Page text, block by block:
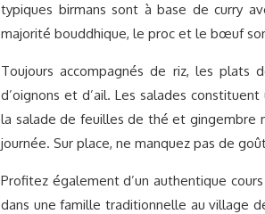
typiques birmans sont à base de curry
majorité bouddhique, le proc et le bœuf
Toujours accompagnés de riz, les plats
d’oignons et d’ail. Les salades
la salade de feuilles de thé et gingembre
journée. Sur place, ne manquez pas de
Profitez également d’un authentique
dans une famille traditionnelle au village